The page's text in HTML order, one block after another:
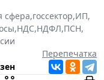
сфера,госсектор,ИП,
,НДС,НДФЛ,ПСН,
Перепечатка